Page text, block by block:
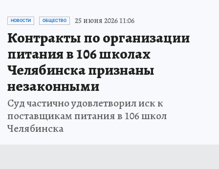
НОВОСТИ ОБЩЕСТВО 25 июня 2026 11:06
Контракты по организации
питания в 106 школах
Челябинска признаны
незаконными
Суд частично удовлетворил иск к
поставщикам питания в 106 школ
Челябинска